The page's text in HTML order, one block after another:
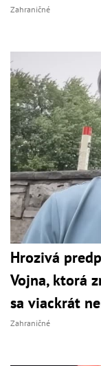
Zahraničné
Hrozivá
Vojna, ktorá
sa viackrát
Zahraničné